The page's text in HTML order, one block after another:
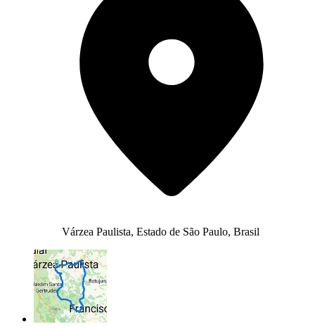
Várzea Paulista, Estado de São Paulo, Brasil